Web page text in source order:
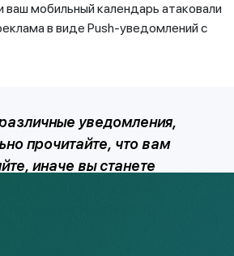
ваш мобильный календарь атаковали
в виде Push-уведомлений с
уведомления,
прочитайте, что вам
иначе вы станете
выбрать пункт
учетные записи,